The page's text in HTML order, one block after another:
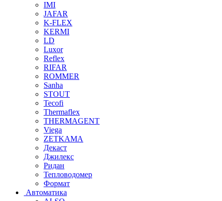
IMI
JAFAR
K-FLEX
KERMI
LD
Luxor
Reflex
RIFAR
ROMMER
Sanha
STOUT
Tecofi
Thermaflex
THERMAGENT
Viega
ZETKAMA
Декаст
Джилекс
Ридан
Тепловодомер
Формат
Автоматика